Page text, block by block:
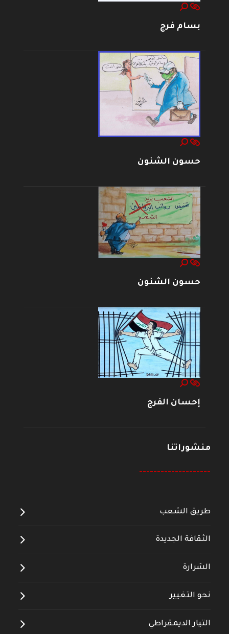
بسام فرج
حسون الشنون
حسون الشنون
إحسان الفرج
منشوراتنا
--------------------
طريق الشعب
الثقافة الجديدة
الشرارة
نحو التغيير
التيار الديمقراطي